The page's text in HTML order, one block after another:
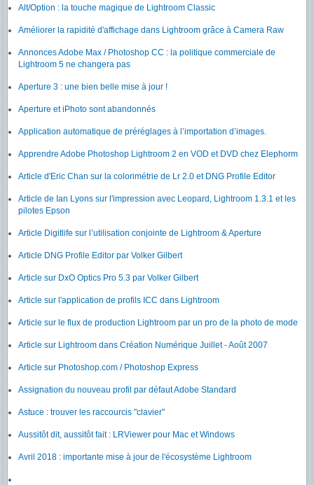
Alt/Option : la touche magique de Lightroom Classic
Améliorer la rapidité d'affichage dans Lightroom grâce à Camera Raw
Annonces Adobe Max / Photoshop CC : la politique commerciale de
Lightroom 5 ne changera pas
Aperture 3 : une bien belle mise à jour !
Aperture et iPhoto sont abandonnés
Application automatique de préréglages à l’importation d’images.
Apprendre Adobe Photoshop Lightroom 2 en VOD et DVD chez Elephorm
Article d'Eric Chan sur la colorimétrie de Lr 2.0 et DNG Profile Editor
Article de Ian Lyons sur l'impression avec Leopard, Lightroom 1.3.1 et les
pilotes Epson
Article Digitlife sur l’utilisation conjointe de Lightroom & Aperture
Article DNG Profile Editor par Volker Gilbert
Article sur DxO Optics Pro 5.3 par Volker Gilbert
Article sur l'application de profils ICC dans Lightroom
Article sur le flux de production Lightroom par un pro de la photo de mode
Article sur Lightroom dans Création Numérique Juillet - Août 2007
Article sur Photoshop.com / Photoshop Express
Assignation du nouveau profil par défaut Adobe Standard
Astuce : trouver les raccourcis "clavier"
Aussitôt dit, aussitôt fait : LRViewer pour Mac et Windows
Avril 2018 : importante mise à jour de l'écosystème Lightroom